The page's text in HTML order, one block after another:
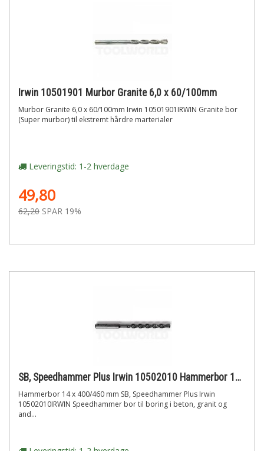
Irwin 10501901 Murbor Granite 6,0 x 60/100mm
Murbor Granite 6,0 x 60/100mm Irwin 10501901IRWIN Granite bor
(Super murbor) til ekstremt hårdre marterialer
Leveringstid: 1-2 hverdage
49,80
62,20 SPAR 19%
SB, Speedhammer Plus Irwin 10502010 Hammerbor 14 x 400/460 mm
Hammerbor 14 x 400/460 mm SB, Speedhammer Plus Irwin
10502010IRWIN Speedhammer bor til boring i beton, granit og
and...